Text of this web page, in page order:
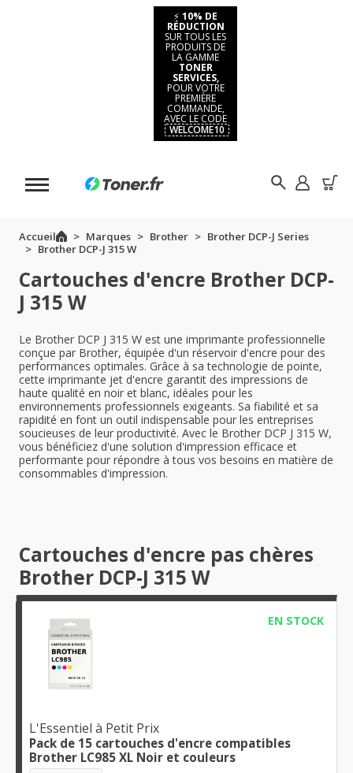
⚡ 10% DE
RÉDUCTION
SUR TOUS LES
PRODUITS DE
LA GAMME
TONER
SERVICES,
POUR VOTRE
PREMIÈRE
COMMANDE,
AVEC LE CODE
WELCOME10
Accueil Marques Brother
Brother DCP-J Series
Brother DCP-J 315 W
Cartouches d'encre Brother DCP-
J 315 W
Le Brother DCP J 315 W est une imprimante professionnelle
conçue par Brother, équipée d'un réservoir d'encre pour des
performances optimales. Grâce à sa technologie de pointe,
cette imprimante jet d'encre garantit des impressions de
haute qualité en noir et blanc, idéales pour les
environnements professionnels exigeants. Sa fiabilité et sa
rapidité en font un outil indispensable pour les entreprises
soucieuses de leur productivité. Avec le Brother DCP J 315 W,
vous bénéficiez d'une solution d'impression efficace et
performante pour répondre à tous vos besoins en matière de
consommables d'impression.
Cartouches d'encre pas chères
Brother DCP-J 315 W
EN STOCK
L'Essentiel à Petit Prix
Pack de 15 cartouches d'encre compatibles
Brother LC985 XL Noir et couleurs